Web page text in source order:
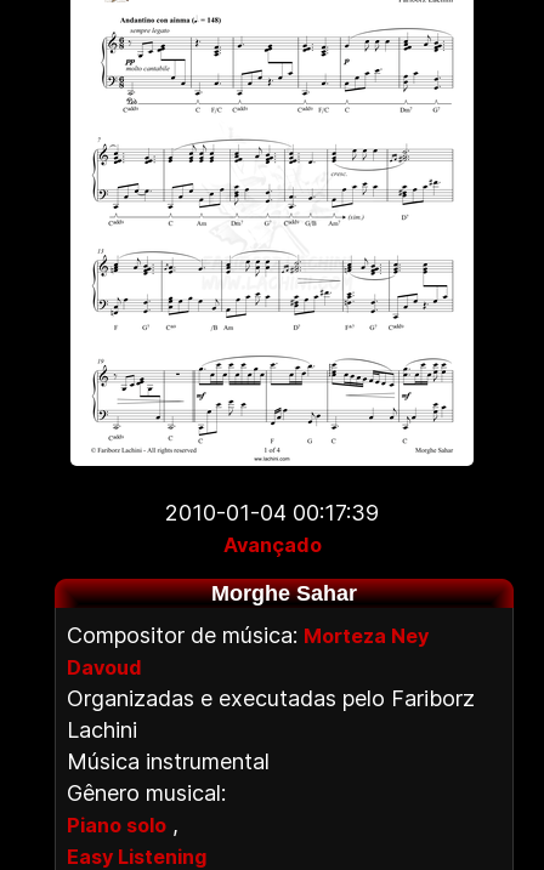
2010-01-04 00:17:39
Avançado
Morghe Sahar
Compositor de música: Morteza Ney
Davoud
Organizadas e executadas pelo Fariborz
Lachini
Música instrumental
Gênero musical:
Piano solo ,
Easy Listening